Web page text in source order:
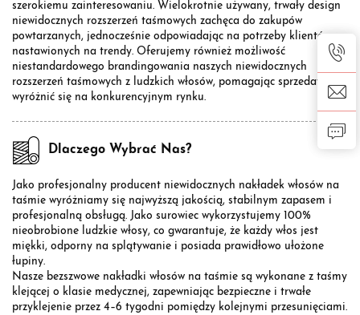
szerokiemu zainteresowaniu. Wielokrotnie używany, trwały design
niewidocznych rozszerzeń taśmowych zachęca do zakupów
powtarzanych, jednocześnie odpowiadając na potrzeby klientów
nastawionych na trendy. Oferujemy również możliwość
niestandardowego brandingowania naszych niewidocznych
rozszerzeń taśmowych z ludzkich włosów, pomagając sprzedawcom
wyróżnić się na konkurencyjnym rynku.
Dlaczego Wybrać Nas?
Jako profesjonalny producent niewidocznych nakładek włosów na
taśmie wyróżniamy się najwyższą jakością, stabilnym zapasem i
profesjonalną obsługą. Jako surowiec wykorzystujemy 100%
nieobrobione ludzkie włosy, co gwarantuje, że każdy włos jest
miękki, odporny na splątywanie i posiada prawidłowo ułożone
łupiny.
Nasze bezszwowe nakładki włosów na taśmie są wykonane z taśmy
klejącej o klasie medycznej, zapewniając bezpieczne i trwałe
przyklejenie przez 4–6 tygodni pomiędzy kolejnymi przesunięciami.